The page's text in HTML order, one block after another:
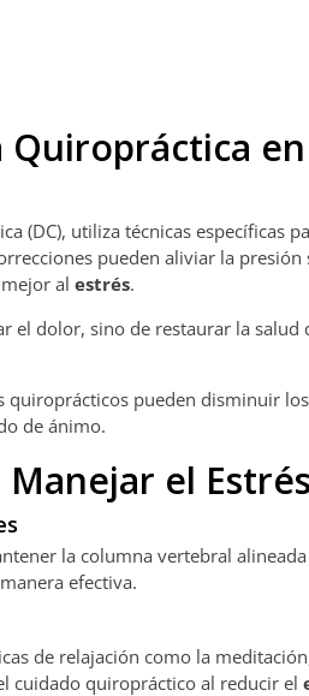
Quiropráctica
(DC), utiliza técnicas específicas
pueden aliviar la
al estrés.
el dolor, sino de restaurar la
quiroprácticos pueden disminuir
de ánimo.
Manejar el
la columna vertebral
efectiva.
de relajación como la
cuidado quiropráctico al reducir el